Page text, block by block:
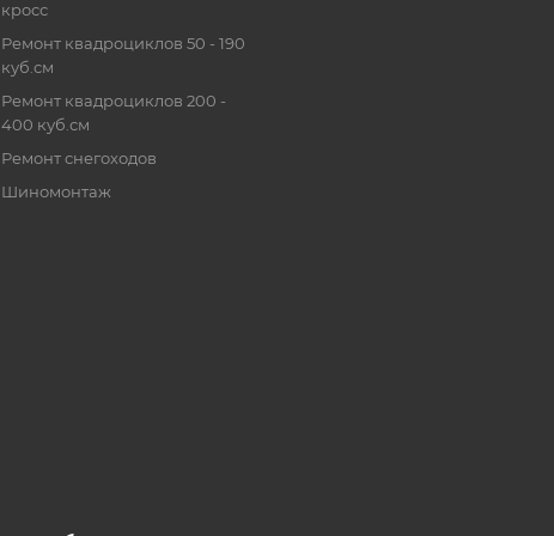
кросс
Ремонт квадроциклов 50 - 190
куб.см
Ремонт квадроциклов 200 -
400 куб.см
Ремонт снегоходов
Шиномонтаж